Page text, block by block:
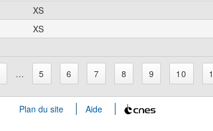
XS
XS
… 5 6 7 8 9 10
Plan du site Aide